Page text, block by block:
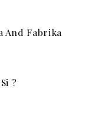
And Fabrika
?